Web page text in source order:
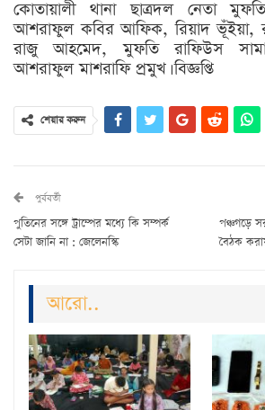
কোতায়ালী থানা ছাত্রদল নেতা
আশরাফুল কবির আফিক, রিয়াদ ভূঁইয়া,
রাজু আহমেদ, মুফতি রাফিউস
আশরাফুল মাশরাফি প্রমুখ। বিজ্ঞপ্তি
শেয়ার করুন
পুর্ববর্তী
পুতিনের সঙ্গে ট্রাম্পের মধ্যে কি সম্পর্ক
সেটা জানি না : জেলেনস্কি
পঞ্চগড়ে
বৈঠক
আরো..